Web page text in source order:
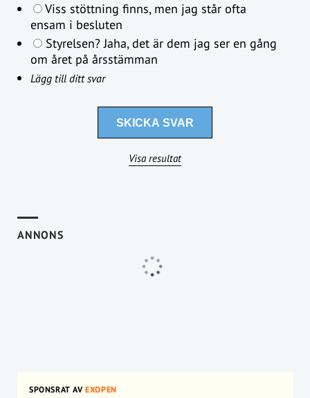
Viss stöttning finns, men jag står ofta
ensam i besluten
Styrelsen? Jaha, det är dem jag ser en gång
om året på årsstämman
Lägg till ditt svar
Visa resultat
ANNONS
SPONSRAT AVEXOPEN